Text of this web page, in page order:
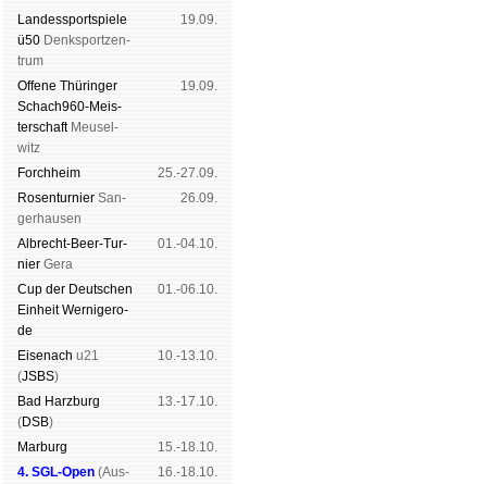
Landes­sport­spiele
ü50 Denk­sport­zen­
trum
19.09.
Offene Thü­rin­ger
Schach960-Meis­
ter­schaftMeu­sel­
witz
19.09.
Forch­heim
25.-27.09.
Rosen­tur­nier San­
ger­hau­sen
26.09.
Albrecht-Beer-Tur­
nier Ge­ra
01.-04.10.
Cup der Deut­schen
Ein­heit Wer­ni­ge­ro­
de
01.-06.10.
Eise­nach u21
(JSBS)
10.-13.10.
Bad Harz­burg
(DSB)
13.-17.10.
Mar­burg
15.-18.10.
4. SGL-Open (Aus­
16.-18.10.